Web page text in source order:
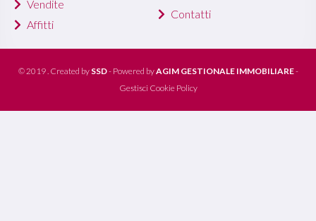
Vendite
Affitti
Contatti
© 2019 . Created by SSD- Powered byAGIM GESTIONALE IMMOBILIARE-
Gestisci Cookie Policy